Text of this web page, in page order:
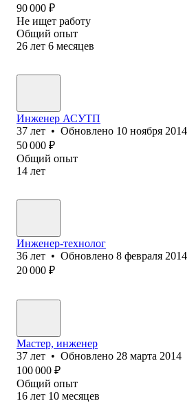
90 000 ₽
Не ищет работу
Общий опыт
26 лет 6 месяцев
Инженер АСУТП
37 лет • Обновлено 10 ноября 2014
50 000 ₽
Общий опыт
14 лет
Инженер-технолог
36 лет • Обновлено 8 февраля 2014
20 000 ₽
Мастер, инженер
37 лет • Обновлено 28 марта 2014
100 000 ₽
Общий опыт
16 лет 10 месяцев